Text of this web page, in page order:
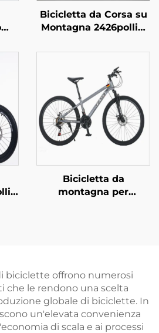
a
Bicicletta da Corsa su
Montagna 2426pollici
Veicolo a Pedali per
Adulto Bambino 21
Rapporti con Forcella
in Acciaio per Corse
Fuoristrada
Bicicletta da
montagna per
acciaio, un ottimo
regalo
biciclette offrono numerosi
che le rendono una scelta
globale di biciclette. In
un'elevata convenienza
di scala e ai processi